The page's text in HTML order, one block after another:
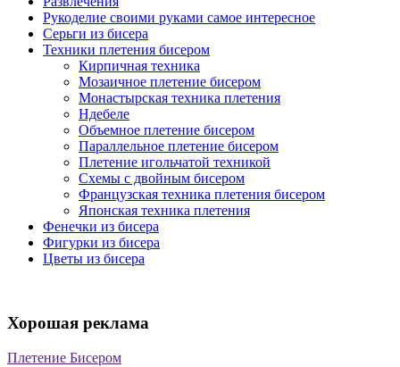
Рукоделие своими руками самое интересное
Серьги из бисера
Техники плетения бисером
Кирпичная техника
Мозаичное плетение бисером
Монастырская техника плетения
Ндебеле
Объемное плетение бисером
Параллельное плетение бисером
Плетение игольчатой техникой
Схемы с двойным бисером
Французская техника плетения бисером
Японская техника плетения
Фенечки из бисера
Фигурки из бисера
Цветы из бисера
Хорошая реклама
Плетение Бисером